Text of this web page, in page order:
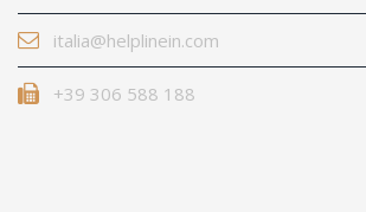
italia@helplinein.com
+39 306 588 188